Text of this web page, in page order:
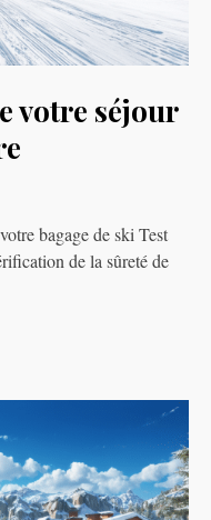
votre séjour
bagage de ski Test
de la sûreté de